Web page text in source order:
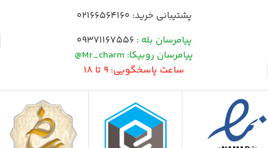
پشتیبانی خرید: 02166564160
پیامرسان بله : 09371167556
پیامرسان روبیکا: Mr_charm@
ساعت پاسخگویی: 9 تا 18